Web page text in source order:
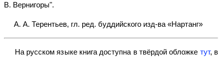
В. Вернигоры".
А. А. Терентьев, гл. ред. буддийского изд-ва «Нартанг»
На русском языке книга доступна в твёрдой обложке тут, в